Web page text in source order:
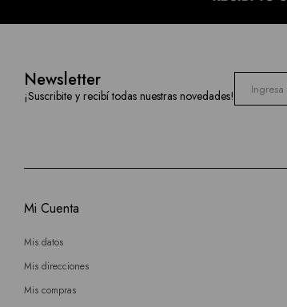
Newsletter
¡Suscribite y recibí todas nuestras novedades!
Mi Cuenta
Mis datos
Mis direcciones
Mis compras